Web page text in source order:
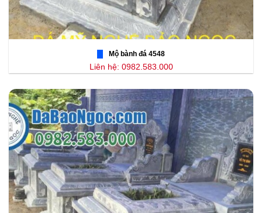
Mộ bành đá 4548
Liên hệ: 0982.583.000